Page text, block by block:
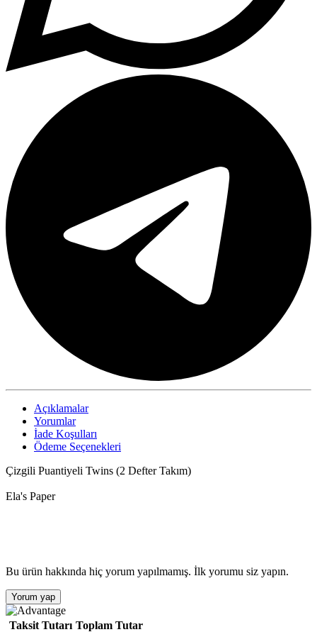
Açıklamalar
Yorumlar
İade Koşulları
Ödeme Seçenekleri
Çizgili Puantiyeli Twins (2 Defter Takım)
Ela's Paper
Bu ürün hakkında hiç yorum yapılmamış. İlk yorumu siz yapın.
Yorum yap
Taksit Tutarı Toplam Tutar